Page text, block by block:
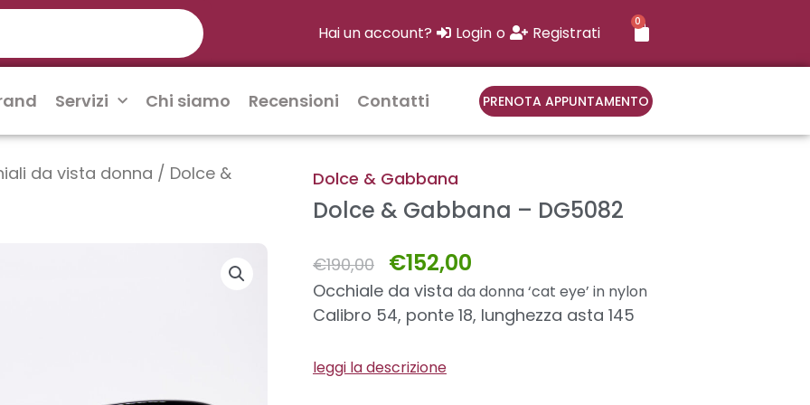
Hai un account? Login o Registrati
0
CARRELLO
Servizi Chi siamo Recensioni Contatti PRENOTA APPUNTAMENTO
da vista donna / Dolce &
Dolce & Gabbana
Dolce & Gabbana – DG5082
€190,00
prezzo
originale
era:
€152,00
attuale
è:
Occhiale da vista da donna ‘cat eye’ in nylon
Calibro 54, ponte 18, lunghezza asta 145
leggi la descrizione